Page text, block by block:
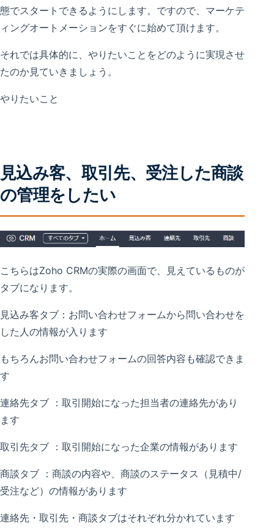
態でスタートできるようにします。ですので、マーケテ
ィングオートメーションをすぐに始めて頂けます。
それでは具体的に、やりたいことをどのように実現させ
たのか見ていきましょう。
やりたいこと
見込み客、取引先、受注した商談
の管理をしたい
こちらはZoho CRMの実際の画面で、見えているものが
タブになります。
見込み客タブ：お問い合わせフォームから問い合わせを
した人の情報が入ります
もちろんお問い合わせフォームの回答内容も確認できま
す
連絡先タブ ：取引開始になった担当者の連絡先があり
ます
取引先タブ ：取引開始になった企業の情報があります
商談タブ ：商談の内容や、商談のステータス（見積中/
受注など）の情報があります
連絡先・取引先・商談タブはそれぞれ分かれています